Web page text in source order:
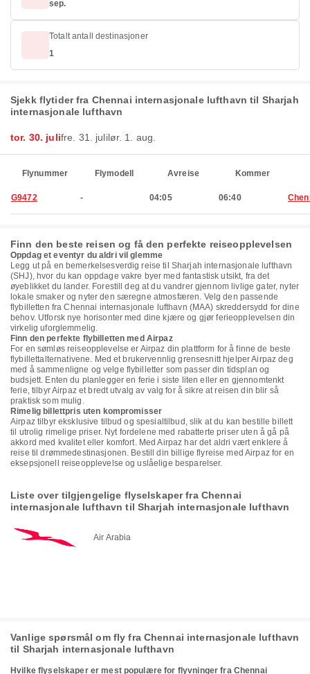
sep.
Totalt antall destinasjoner
1
Sjekk flytider fra Chennai internasjonale lufthavn til Sharjah
internasjonale lufthavn
tor. 30. julifre. 31. julilør. 1. aug.
Flynummer Flymodell Avreise Kommer
G9472 - 04:05 06:40
Finn den beste reisen og få den perfekte reiseopplevelsen
Oppdag et eventyr du aldri vil glemme
Legg ut på en bemerkelsesverdig reise til Sharjah internasjonale lufthavn
(SHJ), hvor du kan oppdage vakre byer med fantastisk utsikt, fra det
øyeblikket du lander. Forestill deg at du vandrer gjennom livlige gater, nyter
lokale smaker og nyter den særegne atmosfæren. Velg den passende
flybilletten fra Chennai internasjonale lufthavn (MAA) skreddersydd for dine
behov. Utforsk nye horisonter med dine kjære og gjør ferieopplevelsen din
virkelig uforglemmelig.
Finn den perfekte flybilletten med Airpaz
For en sømløs reiseopplevelse er Airpaz din plattform for å finne de beste
flybillettalternativene. Med et brukervennlig grensesnitt hjelper Airpaz deg
med å sammenligne og velge flybilletter som passer din tidsplan og
budsjett. Enten du planlegger en ferie i siste liten eller en gjennomtenkt
ferie, tilbyr Airpaz et bredt utvalg av valg for å sikre at reisen din blir så
praktisk som mulig.
Rimelig billettpris uten kompromisser
Airpaz tilbyr eksklusive tilbud og spesialtilbud, slik at du kan bestille billett
til utrolig rimelige priser. Nyt fordelene med rabatterte priser uten å gå på
akkord med kvalitet eller komfort. Med Airpaz har det aldri vært enklere å
reise til drømmedestinasjonen. Bestill din billige flyreise med Airpaz for en
eksepsjonell reiseopplevelse og uslåelige besparelser.
Liste over tilgjengelige flyselskaper fra Chennai
internasjonale lufthavn til Sharjah internasjonale lufthavn
Air Arabia
Vanlige spørsmål om fly fra Chennai internasjonale lufthavn
til Sharjah internasjonale lufthavn
Hvilke flyselskaper er mest populære for flyvninger fra Chennai